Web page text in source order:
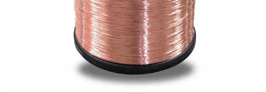
Daarom baseren autofabrikanten hun
beslissingen meer op wat daadwerkelijk gebeurt
onder reële omstandigheden dan op het
simpelweg invullen van vakjes in
conformiteitsdocumenten.